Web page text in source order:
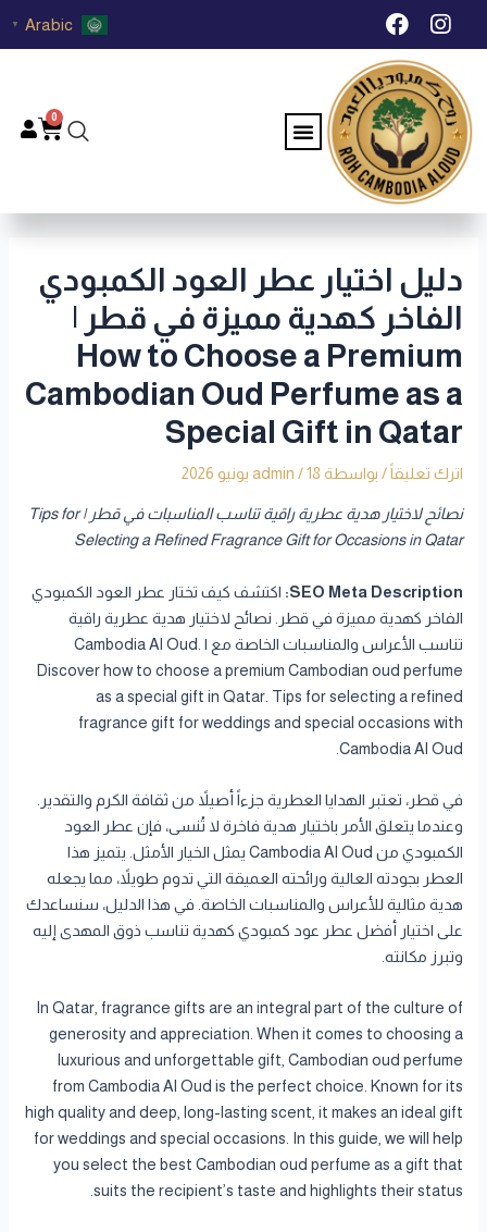
تخطي I
n
s
t
a
g
r
a
m
F
a
c
e
b
o
o
k
Arabic
▼
Menu
0
دليل اختيار عطر العود الكمبودي
الفاخر كهدية مميزة في قطر |
How to Choose a Premium
Cambodian Oud Perfume as a
Special Gift in Qatar
اترك تعليقاً / بواسطة admin /18 يونيو 2026
نصائح لاختيار هدية عطرية راقية تناسب المناسبات في قطر | Tips for
Selecting a Refined Fragrance Gift for Occasions in Qatar
SEO Meta Description: اكتشف كيف تختار عطر العود الكمبودي
الفاخر كهدية مميزة في قطر. نصائح لاختيار هدية عطرية راقية
تناسب الأعراس والمناسبات الخاصة مع Cambodia Al Oud. |
Discover how to choose a premium Cambodian oud perfume
as a special gift in Qatar. Tips for selecting a refined
fragrance gift for weddings and special occasions with
Cambodia Al Oud.
في قطر، تعتبر الهدايا العطرية جزءاً أصيلاً من ثقافة الكرم والتقدير.
وعندما يتعلق الأمر باختيار هدية فاخرة لا تُنسى، فإن عطر العود
الكمبودي من Cambodia Al Oud يمثل الخيار الأمثل. يتميز هذا
العطر بجودته العالية ورائحته العميقة التي تدوم طويلاً، مما يجعله
هدية مثالية للأعراس والمناسبات الخاصة. في هذا الدليل، سنساعدك
على اختيار أفضل عطر عود كمبودي كهدية تناسب ذوق المهدى إليه
وتبرز مكانته.
In Qatar, fragrance gifts are an integral part of the culture of
generosity and appreciation. When it comes to choosing a
luxurious and unforgettable gift, Cambodian oud perfume
from Cambodia Al Oud is the perfect choice. Known for its
high quality and deep, long-lasting scent, it makes an ideal gift
for weddings and special occasions. In this guide, we will help
you select the best Cambodian oud perfume as a gift that
suits the recipient’s taste and highlights their status.
Post
navigation